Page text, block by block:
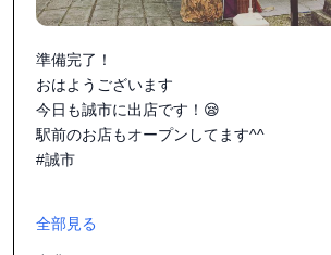
準備完了！
おはようございます
今日も誠市に出店です！😪
駅前のお店もオープンしてます^^
#誠市
全部見る